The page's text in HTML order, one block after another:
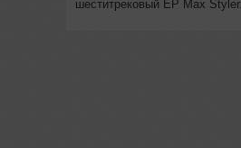
шеститрековый EP Max Styler.